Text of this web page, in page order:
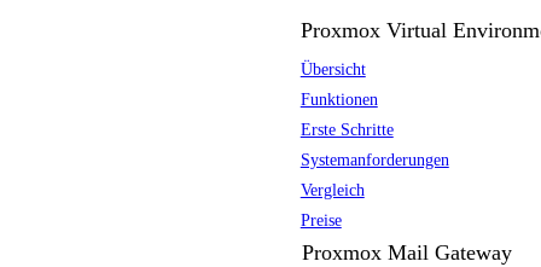
Proxmox Virtual
Übersicht
Funktionen
Erste Schritte
Systemanforderungen
Vergleich
Preise
Proxmox Mail Gateway